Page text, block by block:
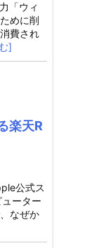
「ウィ
めに削
費され
]
楽天R
公式ス
ーター
なぜか